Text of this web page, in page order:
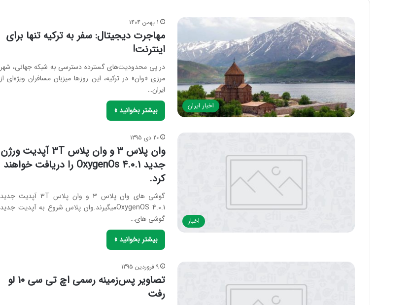
اخبار ایران
1 بهمن 1404
مهاجرت دیجیتال: سفر به ترکیه تنها برای
اینترنت!
در پی محدودیت‌های گسترده دسترسی به شبکه جهانی، شهر
مرزی «وان» در ترکیه، این روزها میزبان مسافران ویژه‌ای از
ایران…
بیشتر بخوانید »
اخبار
20 دی 1395
وان پلاس ۳ و وان پلاس ۳T آپدیت ورژن
جدید OxygenOs 4.0.1 را دریافت خواهند
کرد.
گوشی های وان پلاس ۳ و وان پلاس ۳T آپدیت جدید
OxygenOS 4.0.1میگیرند.وان پلاس شروع به آپدیت جدید
گوشی های…
بیشتر بخوانید »
9 فروردین 1395
تصاویر پس‌زمینه رسمی اچ تی سی ۱۰ لو
رفت